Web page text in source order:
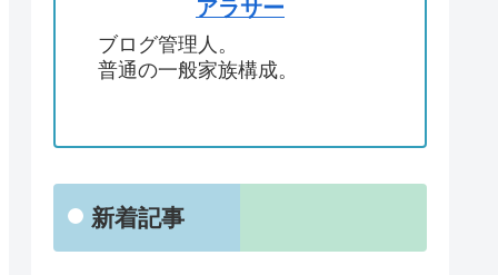
アラサー
ブログ管理人。
普通の一般家族構成。
新着記事